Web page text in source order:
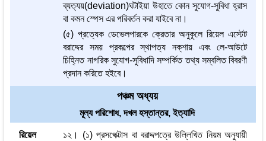
ব্যত্যয়(deviation)ঘটাইয়া উহাতে কোন সুযোগ-সুবিধা হ্রাস
বা কমন স্পেস এর পরিবর্তন করা যাইবে না।
(৫) প্রত্যেক ডেভেলপারকে ক্রেতার অনুকূলে রিয়েল এস্টেট
বরাদ্দের সময় প্রকল্পের স্থাপত্য নক্‌শায় এবং লে-আউটে
চিহ্নিত নাগরিক সুযোগ-সুবিধাদি সম্পর্কিত তথ্য সম্বলিত বিবরণী
প্রদান করিতে হইবে।
পঞ্চম অধ্যয়
মূল্য পরিশোধ, দখল হস্তান্তর, ইত্যাদি
রিয়েল
১২। (১) প্রসপেক্টাস বা বরাদ্দপত্রে উল্লিখিত নিয়ম অনুযায়ী